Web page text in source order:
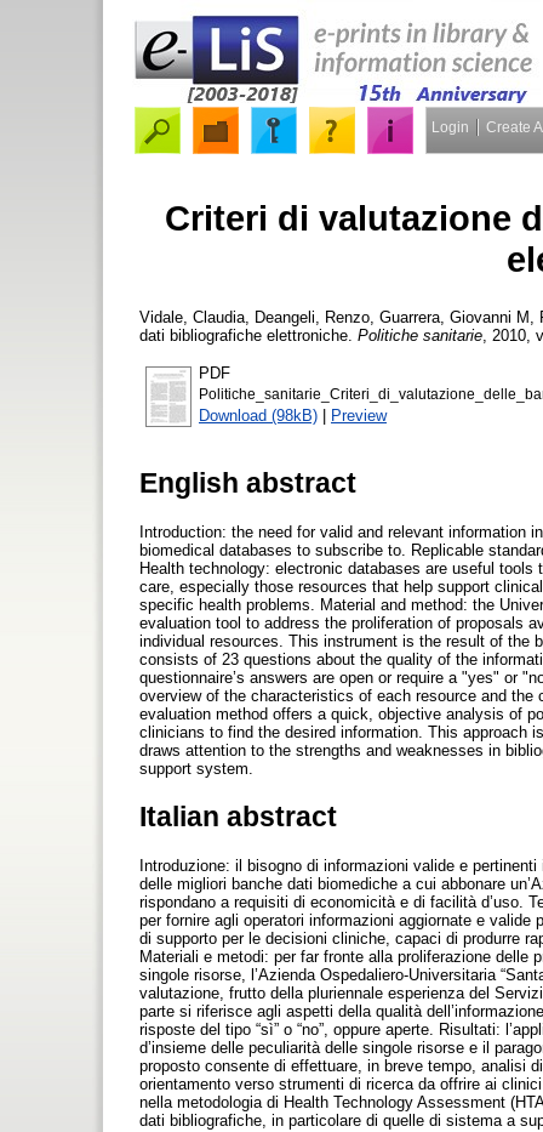
Login Create
Criteri di valutazione
Vidale, Claudia Deangeli, Renzo Guarrera, Giovanni M
dati bibliografiche elettroniche. Politiche sanitarie , 2010,
PDF
Download (98kB) | Preview
English abstract
Introduction: the need for valid and relevant
biomedical databases to subscribe to. Replicable
Health technology: electronic databases are useful tools
care, especially those resources that help support
specific health problems. Material and method: the
evaluation tool to address the proliferation of proposals
individual resources. This instrument is the result of the
consists of 23 questions about the quality of the
questionnaire’s answers are open or require a "yes" or
overview of the characteristics of each resource and
evaluation method offers a quick, objective analysis of
clinicians to find the desired information. This approach
draws attention to the strengths and weaknesses in
support system.
Italian abstract
Introduzione: il bisogno di informazioni valide e
delle migliori banche dati biomediche a cui abbonare
rispondano a requisiti di economicità e di facilità d’uso.
per fornire agli operatori informazioni aggiornate e
di supporto per le decisioni cliniche, capaci di produrre
Materiali e metodi: per far fronte alla proliferazione
singole risorse, l’Azienda Ospedaliero-Universitaria
valutazione, frutto della pluriennale esperienza del
parte si riferisce agli aspetti della qualità
risposte del tipo “sì” o “no”, oppure aperte. Risultati:
d’insieme delle peculiarità delle singole risorse e il
proposto consente di effettuare, in breve tempo, analisi
orientamento verso strumenti di ricerca da offrire ai
nella metodologia di Health Technology Assessment
dati bibliografiche, in particolare di quelle di sistema a